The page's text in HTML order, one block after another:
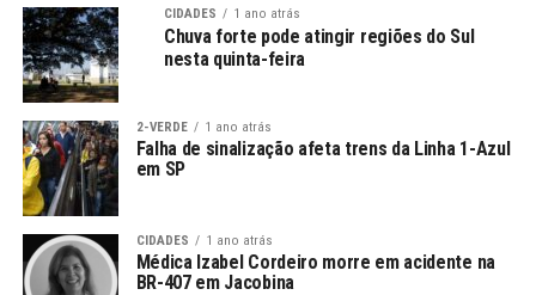
CIDADES 1 ano atrás
Chuva forte pode atingir regiões do Sul
nesta quinta-feira
2-VERDE 1 ano atrás
Falha de sinalização afeta trens da Linha 1-Azul
em SP
CIDADES 1 ano atrás
Médica Izabel Cordeiro morre em acidente na
BR-407 em Jacobina